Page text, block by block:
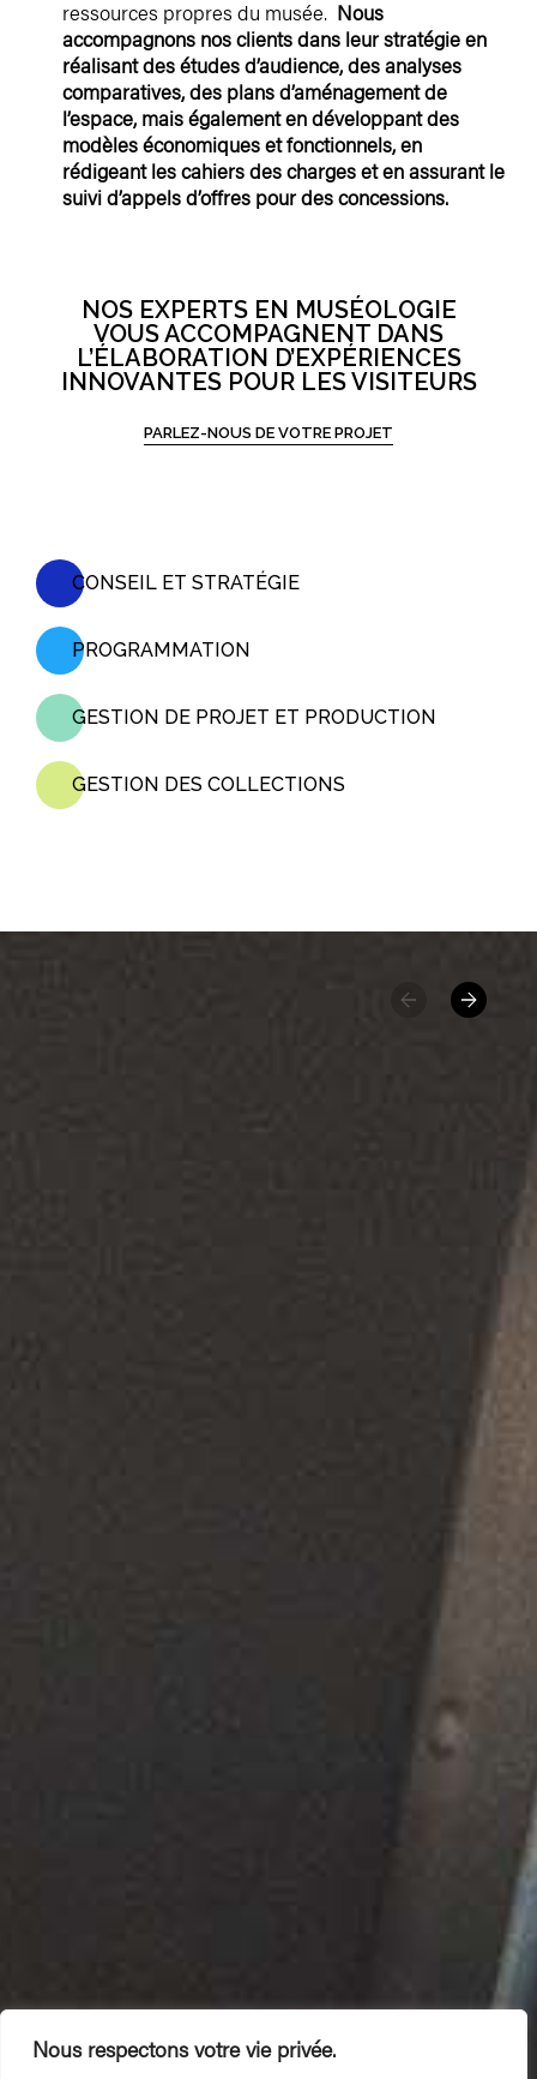
Nous respectons votre vie privée.
ressources propres du musée. Nous
accompagnons nos clients dans leur stratégie en
réalisant des études d’audience, des analyses
comparatives, des plans d’aménagement de
l’espace, mais également en développant des
modèles économiques et fonctionnels, en
rédigeant les cahiers des charges et en assurant le
suivi d’appels d’offres pour des concessions.
NOS EXPERTS EN MUSÉOLOGIE
VOUS ACCOMPAGNENT DANS
L’ÉLABORATION D’EXPÉRIENCES
INNOVANTES POUR LES VISITEURS
PARLEZ-NOUS DE VOTRE PROJET
CONSEIL ET STRATÉGIE
PROGRAMMATION
GESTION DE PROJET ET PRODUCTION
GESTION DES COLLECTIONS